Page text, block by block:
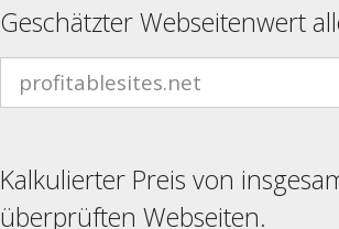
Geschätzter Webseitenwert
Kalkulierter Preis von
überprüften Webseiten.